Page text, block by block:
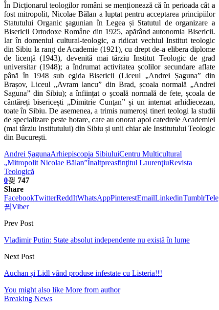
În Dicționarul teologilor români se menționează că în perioada cât a
fost mitropolit, Nicolae Bălan a luptat pentru acceptarea principiilor
Statutului Organic şagunian în Legea și Statutul de organizare a
Bisericii Ortodoxe Române din 1925, apărând autonomia Bisericii.
Iar în domeniul cultural-teologic, a ridicat vechiul Institut teologic
din Sibiu la rang de Academie (1921), cu drept de-a elibera diplome
de licență (1943), devenită mai târziu Institut Teologic de grad
universitar (1948); a îndrumat activitatea școlilor secundare aflate
până în 1948 sub egida Bisericii (Liceul „Andrei Șaguna” din
Brașov, Liceul „Avram lancu” din Brad, școala normală „Andrei
Saguna” din Sibiu); a înființat o școală normală de fete, școala de
cântăreți bisericești „Dimitrie Cunţan” și un internat arhidiecezan,
toate în Sibiu. De asemenea, a trimis numeroși tineri teologi la studii
de specializare peste hotare, care au onorat apoi catedrele Academiei
(mai târziu lnstitutului) din Sibiu și unii chiar ale Institutului Teologic
din București.
Andrei ȘagunaArhiepiscopia SibiuluiCentru Multicultural
„Mitropolit Nicolae Bălan”Înaltpreasfinţitul LaurenţiuRevista
Teologică
0
747
Share
FacebookTwitterReddItWhatsAppPinterestEmailLinkedinTumblr
Viber
Prev Post
Vladimir Putin: State absolut independente nu există în lume
Next Post
Auchan și Lidl vând produse infestate cu Listeria!!!
You might also like More from author
Breaking News